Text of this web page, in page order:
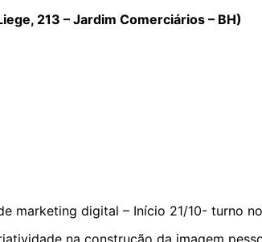
213 – Jardim Comerciários – BH)
marketing digital – Início 21/10- turno
na construção da imagem